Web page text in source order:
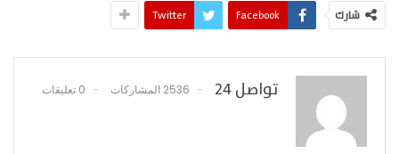
شارك Facebook
Twitter
تواصل 24 2536 المشاركات 0 تعليقات